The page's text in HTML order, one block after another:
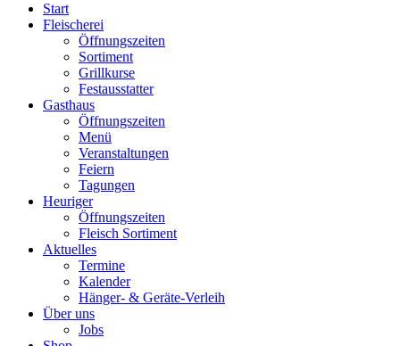
Start
Fleischerei
Öffnungszeiten
Sortiment
Grillkurse
Festausstatter
Gasthaus
Öffnungszeiten
Menü
Veranstaltungen
Feiern
Tagungen
Heuriger
Öffnungszeiten
Fleisch Sortiment
Aktuelles
Termine
Kalender
Hänger- & Geräte-Verleih
Über uns
Jobs